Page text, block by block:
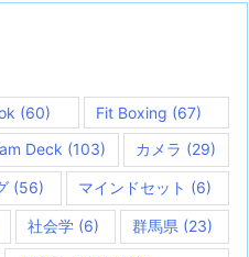
(60) Fit Boxing (67)
Deck (103) カメラ (29)
(56) マインドセット (6)
社会学(6) 群馬県 (23)